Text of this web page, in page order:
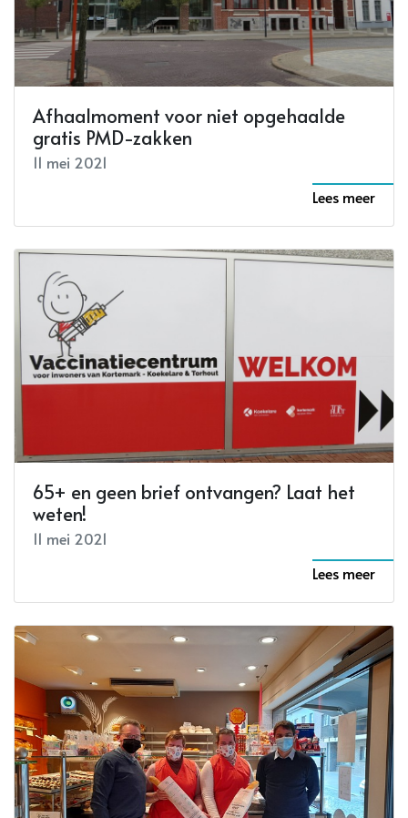
Afhaalmoment voor niet opgehaalde
gratis PMD-zakken
11 mei 2021
Lees meer
65+ en geen brief ontvangen? Laat het
weten!
11 mei 2021
Lees meer